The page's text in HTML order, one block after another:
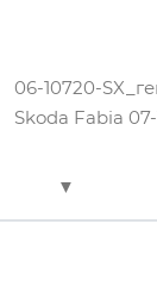
06-10720-
Skoda Fabia